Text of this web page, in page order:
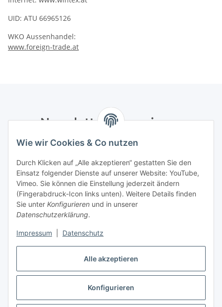
Alle akzeptieren
Konfigurieren
Wie wir Cookies & Co nutzen
Durch Klicken auf „Alle akzeptieren“ gestatten Sie den
Einsatz folgender Dienste auf unserer Website: YouTube,
Vimeo. Sie können die Einstellung jederzeit ändern
(Fingerabdruck-Icon links unten). Weitere Details finden
Sie unter Konfigurieren und in unserer
Datenschutzerklärung.
Impressum Datenschutz
UID: ATU 66965126
WKO Aussenhandel:
www.foreign-trade.at
Newsletter Abonnieren
Bitte senden Sie mir entsprechend Ihrer
Informationen zu Ihrem Produktsortiment per E-Mail zu.
Abonnieren
Newsletter Abonnieren
Gesetzliche Informationen
Vertrag widerrufen